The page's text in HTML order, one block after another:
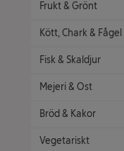
Frukt & Grönt
Kött, Chark & Fågel
Fisk & Skaldjur
Mejeri & Ost
Bröd & Kakor
Vegetariskt